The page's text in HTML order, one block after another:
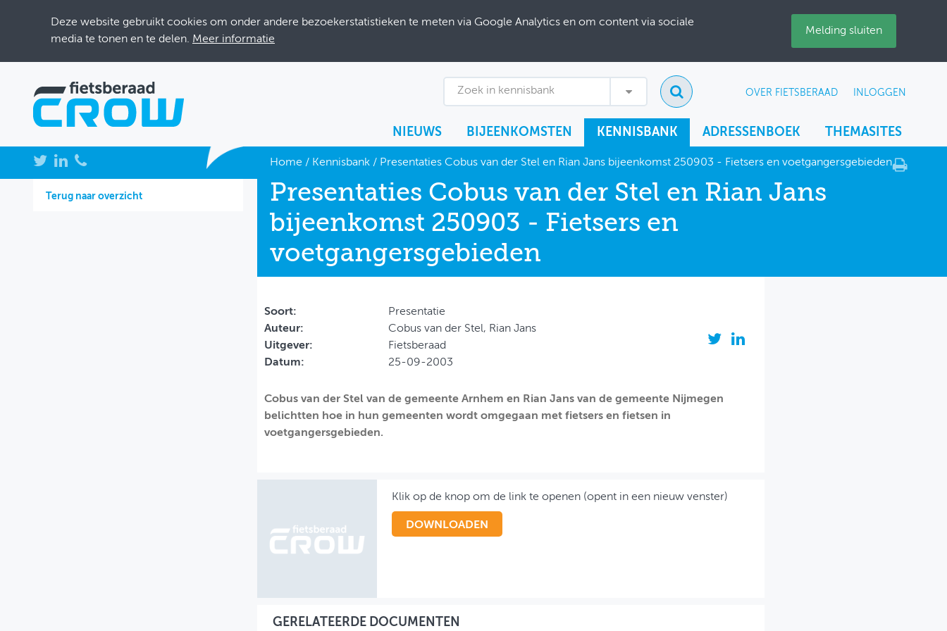
Deze website gebruikt cookies om onder andere bezoekerstatistieken te meten via Google Analytics en om content via sociale
media te tonen en te delen. Meer informatie
Melding sluiten
Zoek in kennisbank OVER FIETSBERAAD INLOGGEN
NIEUWS BIJEENKOMSTEN KENNISBANK ADRESSENBOEK THEMASITES
NIEUWS
BIJEENKOMSTEN
Home / Kennisbank/ Presentaties Cobus van der Stel en Rian Jans bijeenkomst 250903 - Fietsers en voetgangersgebieden
Terug naar overzicht
Presentaties Cobus van der Stel en Rian Jans
bijeenkomst 250903 - Fietsers en
voetgangersgebieden
Soort:
Presentatie
Auteur:
Cobus van der Stel, Rian Jans
Uitgever:
Fietsberaad
Datum:
25-09-2003
Cobus van der Stel van de gemeente Arnhem en Rian Jans van de gemeente Nijmegen
belichtten hoe in hun gemeenten wordt omgegaan met fietsers en fietsen in
voetgangersgebieden.
Klik op de knop om de link te openen (opent in een nieuw venster)
DOWNLOADEN
GERELATEERDE DOCUMENTEN